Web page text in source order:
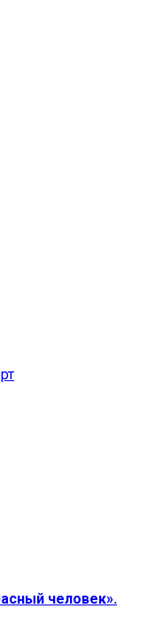
человек».